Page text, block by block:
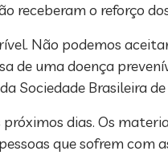
receberam o reforço
Não podemos
de uma doença
Brasileira
dias. Os
que sofrem com